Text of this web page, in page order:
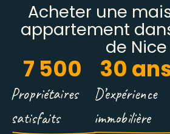
Acheter une
appartement
de Nice
Propriétaires
satisfaits
7 500
D’expérience
immobilière
30